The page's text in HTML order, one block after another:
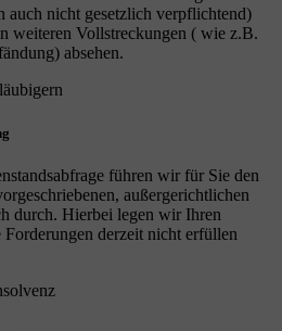
auch nicht gesetzlich verpflichtend)
weiteren Vollstreckungen ( wie z.B.
absehen.
führen wir für Sie den
außergerichtlichen
durch. Hierbei legen wir Ihren
derzeit nicht erfüllen